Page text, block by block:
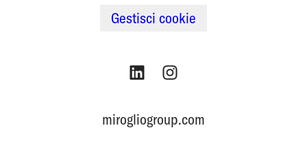
Gestisci cookie
mirogliogroup.com